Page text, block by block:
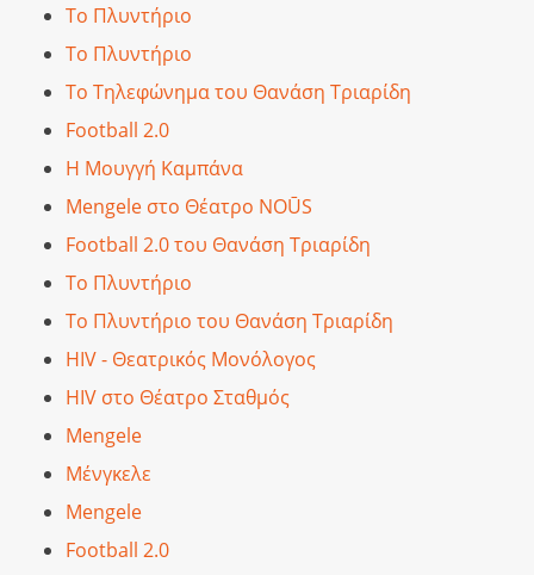
Το Πλυντήριο
Το Πλυντήριο
Το Τηλεφώνημα του Θανάση Τριαρίδη
Football 2.0
Η Μουγγή Καμπάνα
Mengele στο Θέατρο NOŪS
Football 2.0 του Θανάση Τριαρίδη
Το Πλυντήριο
Το Πλυντήριο του Θανάση Τριαρίδη
HIV - Θεατρικός Μονόλογος
HIV στο Θέατρο Σταθμός
Mengele
Μένγκελε
Mengele
Football 2.0